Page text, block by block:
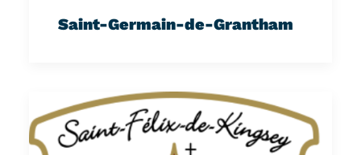
Saint-Germain-de-Grantham